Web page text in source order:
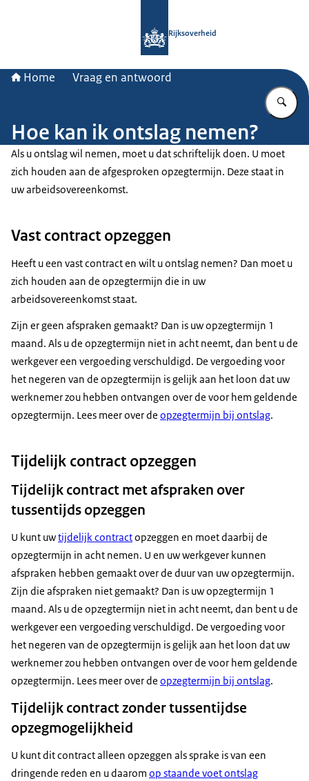
Rijksoverheid
Home Vraag en antwoord
Hoe kan ik ontslag nemen?
Als u ontslag wil nemen, moet u dat schriftelijk doen. U moet
zich houden aan de afgesproken opzegtermijn. Deze staat in
uw arbeidsovereenkomst.
Vast contract opzeggen
Heeft u een vast contract en wilt u ontslag nemen? Dan moet u
zich houden aan de opzegtermijn die in uw
arbeidsovereenkomst staat.
Zijn er geen afspraken gemaakt? Dan is uw opzegtermijn 1
maand. Als u de opzegtermijn niet in acht neemt, dan bent u de
werkgever een vergoeding verschuldigd. De vergoeding voor
het negeren van de opzegtermijn is gelijk aan het loon dat uw
werknemer zou hebben ontvangen over de voor hem geldende
opzegtermijn. Lees meer over de opzegtermijn bij ontslag.
Tijdelijk contract opzeggen
Tijdelijk contract met afspraken over
tussentijds opzeggen
U kunt uwtijdelijk contractopzeggen en moet daarbij de
opzegtermijn in acht nemen. U en uw werkgever kunnen
afspraken hebben gemaakt over de duur van uw opzegtermijn.
Zijn die afspraken niet gemaakt? Dan is uw opzegtermijn 1
maand. Als u de opzegtermijn niet in acht neemt, dan bent u de
werkgever een vergoeding verschuldigd. De vergoeding voor
het negeren van de opzegtermijn is gelijk aan het loon dat uw
werknemer zou hebben ontvangen over de voor hem geldende
opzegtermijn. Lees meer over de opzegtermijn bij ontslag.
Tijdelijk contract zonder tussentijdse
opzegmogelijkheid
U kunt dit contract alleen opzeggen als sprake is van een
dringende reden en u daarom op staande voet ontslag